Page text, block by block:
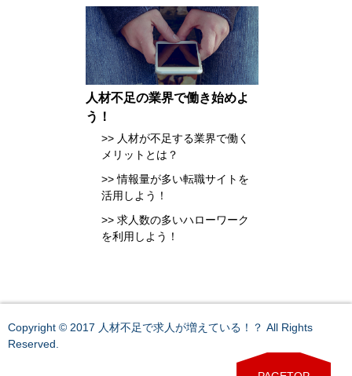
人材不足の業界で働き始めよ
う！
人材が不足する業界で働く
メリットとは？
情報量が多い転職サイトを
活用しよう！
求人数の多いハローワーク
を利用しよう！
Copyright © 2017 人材不足で求人が増えている！？ All Rights
Reserved.